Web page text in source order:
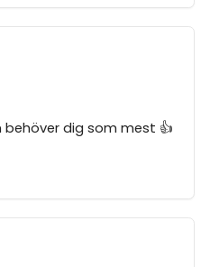
behöver dig som mest 👍